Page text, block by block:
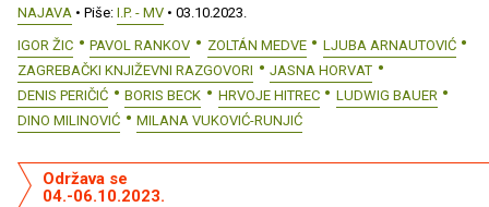
NAJAVA • Piše: I.P. - MV • 03.10.2023.
IGOR ŽIC
PAVOL RANKOV ZOLTÁN MEDVE
LJUBA ARNAUTOVIĆ
ZAGREBAČKI KNJIŽEVNI RAZGOVORI
JASNA HORVAT
DENIS PERIČIĆ
BORIS BECK HRVOJE HITREC
LUDWIG BAUER
DINO MILINOVIĆ
MILANA VUKOVIĆ-RUNJIĆ
Održava se
04.-06.10.2023.